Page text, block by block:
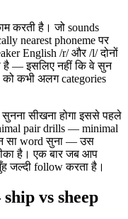
करती है। जो sounds
nearest phoneme पर
English /r/ और /l/ दोनों
है — इसलिए नहीं कि वे सुन
को कभी अलग categories
सीखना होगा इससे पहले
pair drills — minimal
सा word सुना — उस
है। एक बार जब आप
जल्दी follow करता है।
vs sheep